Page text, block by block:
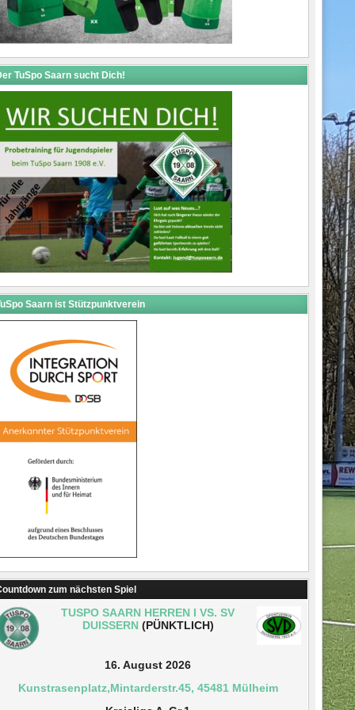
TuSpo Saarn sucht Dich!
Saarn ist Stützpunktverein
zum nächsten Spiel
TUSPO SAARN HERREN I VS. SV
DUISSERN(PÜNKTLICH)
16. August 2026
Kunstrasenplatz,Mintarderstr.45, 45481 Mülheim